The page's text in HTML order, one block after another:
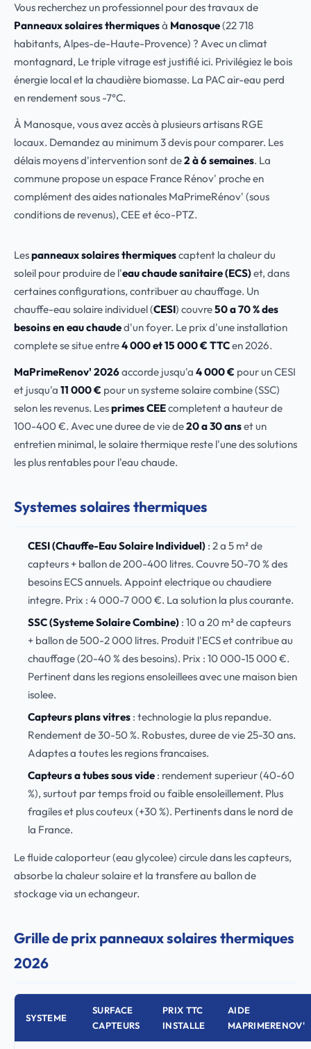
Vous recherchez un professionnel pour des travaux de
Panneaux solaires thermiquesà Manosque(22 718
habitants, Alpes-de-Haute-Provence) ? Avec un climat
montagnard, Le triple vitrage est justifié ici. Privilégiez le bois
énergie local et la chaudière biomasse. La PAC air-eau perd
en rendement sous -7°C.
À Manosque, vous avez accès à plusieurs artisans RGE
locaux. Demandez au minimum 3 devis pour comparer. Les
délais moyens d'intervention sont de2 à 6 semaines. La
commune propose un espace France Rénov' proche en
complément des aides nationales MaPrimeRénov' (sous
conditions de revenus), CEE et éco-PTZ.
Lespanneaux solaires thermiquescaptent la chaleur du
soleil pour produire de l'eau chaude sanitaire (ECS)et, dans
certaines configurations, contribuer au chauffage. Un
chauffe-eau solaire individuel (CESI) couvre50 a 70 % des
besoins en eau chauded'un foyer. Le prix d'une installation
complete se situe entre4 000 et 15 000 € TTCen 2026.
MaPrimeRenov' 2026accorde jusqu'a 4 000 € pour un CESI
et jusqu'a 11 000 € pour un systeme solaire combine (SSC)
selon les revenus. Lesprimes CEEcompletent a hauteur de
100-400 €. Avec une duree de vie de20 a 30 anset un
entretien minimal, le solaire thermique reste l'une des solutions
les plus rentables pour l'eau chaude.
Systemes solaires thermiques
CESI (Chauffe-Eau Solaire Individuel): 2 a 5 m² de
capteurs + ballon de 200-400 litres. Couvre 50-70 % des
besoins ECS annuels. Appoint electrique ou chaudiere
integre. Prix : 4 000-7 000 €. La solution la plus courante.
SSC (Systeme Solaire Combine): 10 a 20 m² de capteurs
+ ballon de 500-2 000 litres. Produit l'ECS et contribue au
chauffage (20-40 % des besoins). Prix : 10 000-15 000 €.
Pertinent dans les regions ensoleillees avec une maison bien
isolee.
Capteurs plans vitres: technologie la plus repandue.
Rendement de 30-50 %. Robustes, duree de vie 25-30 ans.
Adaptes a toutes les regions francaises.
Capteurs a tubes sous vide: rendement superieur (40-60
%), surtout par temps froid ou faible ensoleillement. Plus
fragiles et plus couteux (+30 %). Pertinents dans le nord de
la France.
Le fluide caloporteur (eau glycolee) circule dans les capteurs,
absorbe la chaleur solaire et la transfere au ballon de
stockage via un echangeur.
Grille de prix panneaux solaires thermiques
2026
SYSTEME
SURFACE
CAPTEURS
PRIX TTC
INSTALLE
AIDE
MAPRIMERENOV'